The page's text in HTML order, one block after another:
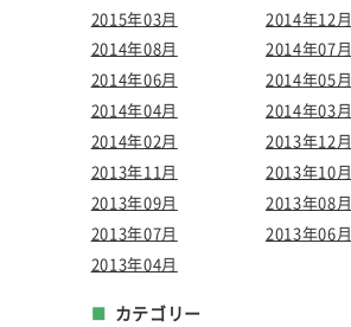
2015年03月
2014年12月
2014年08月
2014年07月
2014年06月
2014年05月
2014年04月
2014年03月
2014年02月
2013年12月
2013年11月
2013年10月
2013年09月
2013年08月
2013年07月
2013年06月
2013年04月
カテゴリー